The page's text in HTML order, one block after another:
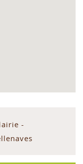
-